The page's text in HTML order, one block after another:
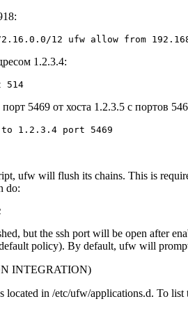
12 ufw allow from
1.2.3.4:
514
5469 от хоста 1.2.3.5 с портов
1.2.3.4 port 5469
ufw will flush its chains. This is
do:
but the ssh port will be open after
policy). By default, ufw will
in /etc/ufw/applications.d. To